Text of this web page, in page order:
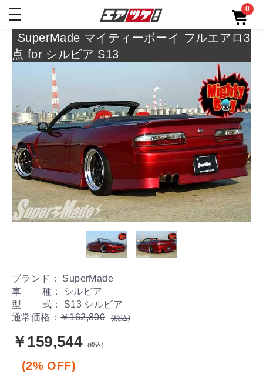
toggle
0
SuperMade マイティーボーイ フルエアロ3
点 for シルビア S13
ブランド： SuperMade
車 種： シルビア
型 式： S13 シルビア
通常価格： ￥162,800 (税込)
￥159,544 (税込)
(2% OFF)